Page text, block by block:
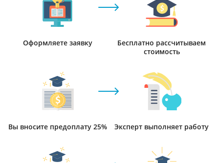
Оформляете заявку
Бесплатно рассчитываем
стоимость
Вы вносите предоплату 25% Эксперт выполняет работу